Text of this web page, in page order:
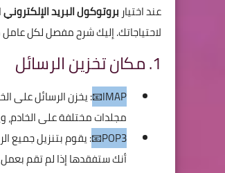
عند اختيار بروتوكول البريد الإلكتروني
لاحتياجاتك. إليك شرح مفصل لكل عامل
1. مكان تخزين الرسائل
IMAP📧 : يخزن الرسائل على
مجلدات مختلفة على الخادم،
POP3📧 : يقوم بتنزيل جميع
أنك ستفقدها إذا لم تقم